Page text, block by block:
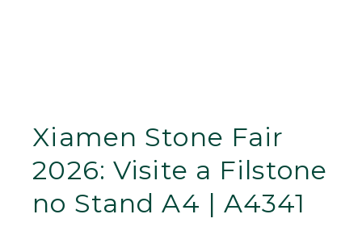
Xiamen Stone Fair
2026: Visite a Filstone
no Stand A4 | A4341